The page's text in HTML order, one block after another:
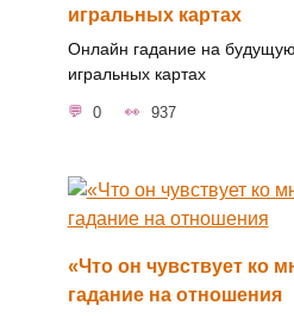
игральных картах
Онлайн гадание на
игральных картах
0 937
«Что он чувствует ко
гадание на отношения